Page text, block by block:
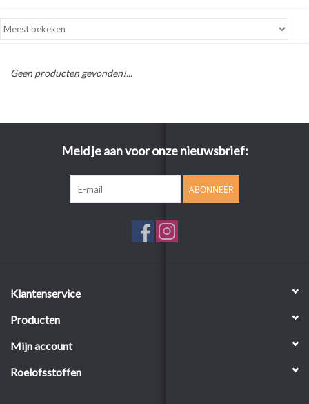
Geen producten gevonden!...
Meld je aan voor onze nieuwsbrief:
ABONNEER
Klantenservice
Producten
Mijn account
Roelofsstoffen